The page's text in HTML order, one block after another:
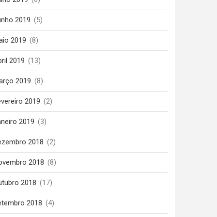
2019 (5)
2019 (8)
2019 (13)
2019 (8)
2019 (2)
2019 (3)
2018 (2)
2018 (8)
2018 (17)
2018 (4)